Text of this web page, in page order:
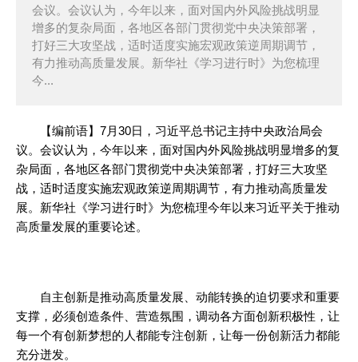
会议。会议认为，今年以来，面对国内外风险挑战明显
增多的复杂局面，各地区各部门贯彻党中央决策部署，
打好三大攻坚战，适时适度实施宏观政策逆周期调节，
有力推动高质量发展。新华社《学习进行时》为您梳理
今...
【编前语】7月30日，习近平总书记主持中央政治局会
议。会议认为，今年以来，面对国内外风险挑战明显增多的复
杂局面，各地区各部门贯彻党中央决策部署，打好三大攻坚
战，适时适度实施宏观政策逆周期调节，有力推动高质量发
展。新华社《学习进行时》为您梳理今年以来习近平关于推动
高质量发展的重要论述。
自主创新是推动高质量发展、动能转换的迫切要求和重要
支撑，必须创造条件、营造氛围，调动各方面创新积极性，让
每一个有创新梦想的人都能专注创新，让每一份创新活力都能
充分迸发。